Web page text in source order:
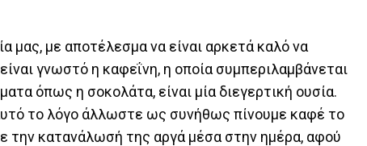
μας, με αποτέλεσμα να είναι αρκετά καλό να
γνωστό η καφεΐνη, η οποία συμπεριλαμβάνεται
όπως η σοκολάτα, είναι μία διεγερτική ουσία.
αυτό το λόγο άλλωστε ως συνήθως πίνουμε καφέ το
την κατανάλωσή της αργά μέσα στην ημέρα, αφού